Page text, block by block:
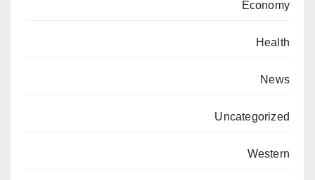
Economy
Health
News
Uncategorized
Western